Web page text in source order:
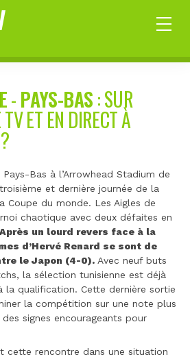
-PAYS-BAS: SUR
ET EN DIRECT À
Bas à l’Arrowhead Stadium de
et dernière journée de la
Coupe du monde. Les Aigles de
chaotique avec deux défaites en
Après un lourd revers face à la
d’Hervé Renard se sont de
le Japon (4-0). Avec neuf buts
la sélection tunisienne est déjà
la qualification. Cette dernière sortie
la compétition sur une note plus
signes encourageants pour
cette rencontre dans une situation